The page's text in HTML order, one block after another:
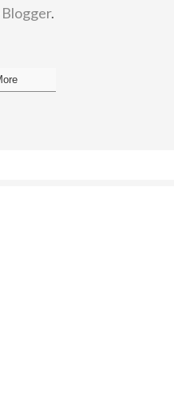
Blogger.